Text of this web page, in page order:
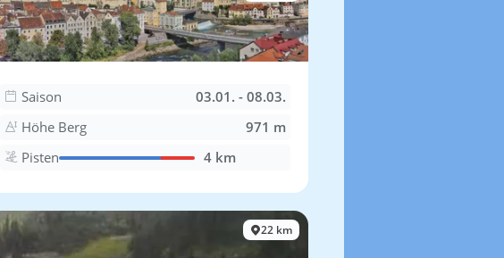
Saison
03.01. - 08.03.
Höhe Berg
971 m
Pisten
4 km
22 km